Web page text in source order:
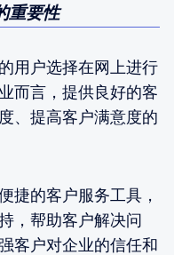
重要性
用户选择在网上进行
而言，提供良好的客
、提高客户满意度的
捷的客户服务工具，
，帮助客户解决问
客户对企业的信任和